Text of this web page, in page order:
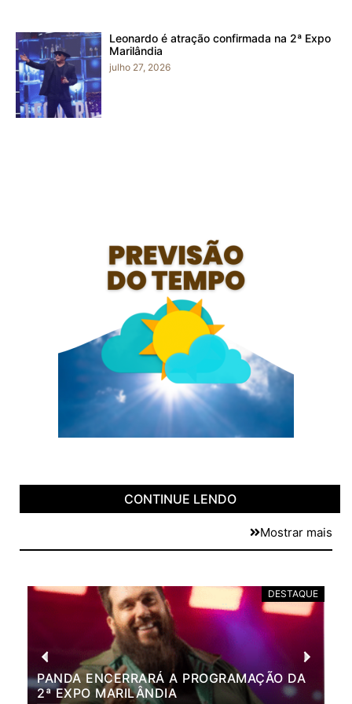
Leonardo é atração confirmada na 2ª Expo
Marilândia
julho 27, 2026
CONTINUE LENDO
Mostrar mais
DESTAQUE
PANDA ENCERRARÁ A PROGRAMAÇÃO DA
2ª EXPO MARILÂNDIA